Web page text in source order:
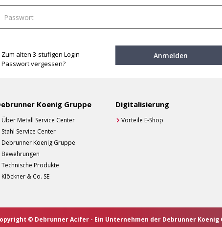
Zum alten 3-stufigen Login
Passwort vergessen?
Anmelden
Koenig Gruppe
Über Metall Service Center
Stahl Service Center
Debrunner Koenig Gruppe
Bewehrungen
Technische Produkte
Klöckner & Co. SE
Digitalisierung
Vorteile E-Shop
© Debrunner Acifer - Ein Unternehmen der Debrunner Koenig